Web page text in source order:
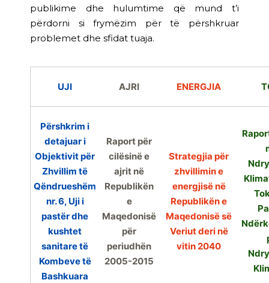
publikime dhe hulumtime që mund t’i
përdorni si frymëzim për të përshkruar
problemet dhe sfidat tuaja.
UJI AJRI ENERGJIA
Përshkrim i
detajuar i
Objektivit për
Zhvillim të
Qëndrueshëm
nr. 6, Uji i
pastër dhe
kushtet
sanitare të
Kombeve të
Bashkuara
Raport për
cilësinë e
ajrit në
Republikën
e
Maqedonisë
për
periudhën
2005-2015
Strategjia për
zhvillimin e
energjisë në
Republikën e
Maqedonisë së
Veriut deri në
vitin 2040